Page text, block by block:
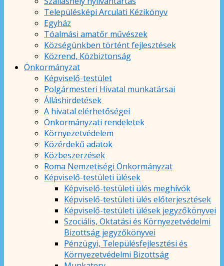
Településképi Arculati Kézikönyv
Egyház
Tóalmási amatőr művészek
Községünkben történt fejlesztések
Közrend, Közbiztonság
Önkormányzat
Képviselő-testület
Polgármesteri Hivatal munkatársai
Álláshirdetések
A hivatal elérhetőségei
Önkormányzati rendeletek
Környezetvédelem
Közérdekű adatok
Közbeszerzések
Roma Nemzetiségi Önkormányzat
Képviselő-testületi ülések
Képviselő-testületi ülés meghívók
Képviselő-testületi ülés előterjesztések
Képviselő-testületi ülések jegyzőkönyvei
Szociális, Oktatási és Környezetvédelmi
Bizottság jegyzőkönyvei
Pénzügyi, Településfejlesztési és
Környezetvédelmi Bizottság